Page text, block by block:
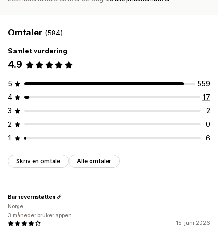
Omtaler (584)
Samlet vurdering
4.9
5
559
4
17
3
2
2
0
1
6
Skriv en omtale Alle omtaler
15. juni 2026
Barnevernstøtten
Norge
3 måneder bruker appen